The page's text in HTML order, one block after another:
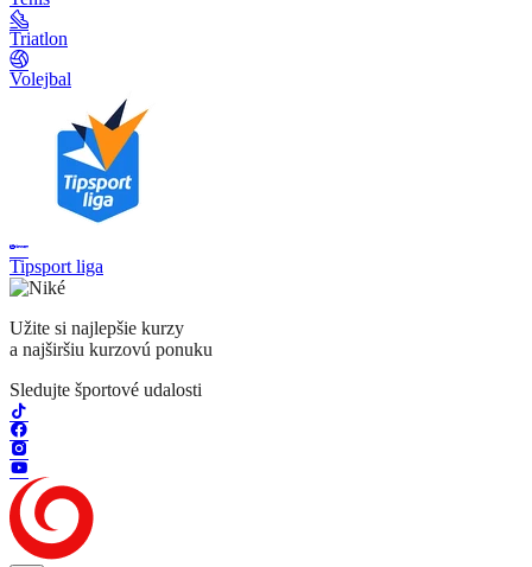
Triatlon
Volejbal
Tipsport liga
Užite si najlepšie kurzy
a najširšiu kurzovú ponuku
Sledujte športové udalosti